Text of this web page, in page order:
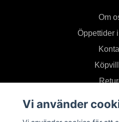
Om
Öppettider
Prenumerera på
Vi använder